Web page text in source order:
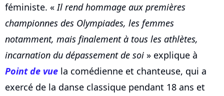
féministe. «Il rend hommage aux premières
championnes des Olympiades, les femmes
notamment, mais finalement à tous les athlètes,
incarnation du dépassement de soi » explique à
Point de vue la comédienne et chanteuse, qui a
exercé de la danse classique pendant 18 ans et